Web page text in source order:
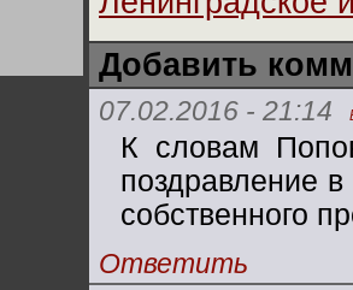
Добавить
07.02.2016 - 21:14
К словам
поздравление
собственного
Ответить